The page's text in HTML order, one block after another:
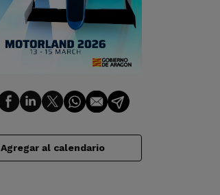
Agregar al calendario